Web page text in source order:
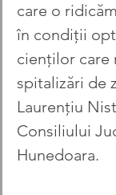
care o
în condiții
ci­en­ților care
spitalizări de
Laurențiu
Con­siliului
Hunedoara.